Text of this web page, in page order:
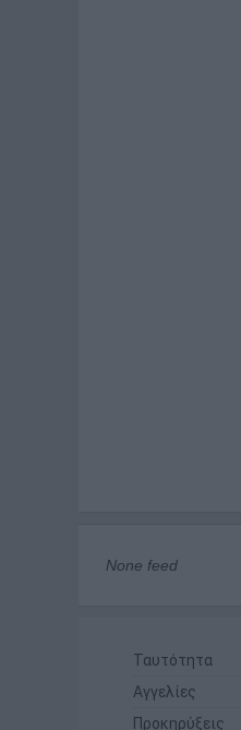
None feed
Ταυτότητα
Αγγελίες
Προκηρύξεις